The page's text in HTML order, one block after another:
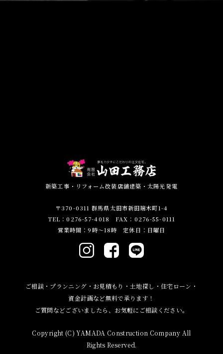
新築工事・リフォーム改装店舗建築・太陽光発電
〒370-0311 群馬県太田市新田瑞木町1-4
TEL：0276-57-4018 FAX：0276-55-0111
営業時間：9時～18時 定休日：日曜日
ご相談・プランニング・お見積もり・土地探し・住宅ローン・
資金計画など無料で承ります！
ご質問などございましたら、お気軽にご相談ください。
Copyright (C) YAMADA Construction Company All
Rights Reserved.